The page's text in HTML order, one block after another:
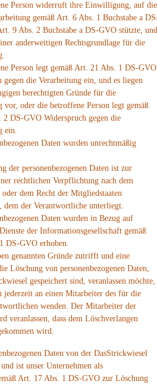
Person widerruft ihre Einwilligung, auf die
gemäß Art. 6 Abs. 1 Buchstabe a
9 Abs. 2 Buchstabe a DS-GVO stützte, und
anderweitigen Rechtsgrundlage für die
Person legt gemäß Art. 21 Abs. 1 DS-GVO
gegen die Verarbeitung ein, und es liegen
berechtigten Gründe für die
vor, oder die betroffene Person legt gemäß
DS-GVO Widerspruch gegen die
ein.
Daten wurden unrechtmäßig
der personenbezogenen Daten ist zur
rechtlichen Verpflichtung nach dem
dem Recht der Mitgliedstaaten
dem der Verantwortliche unterliegt.
Daten wurden in Bezug auf
der Informationsgesellschaft gemäß
DS-GVO erhoben.
genannten Gründe zutrifft und eine
Löschung von personenbezogenen Daten,
gespeichert sind, veranlassen möchte,
jederzeit an einen Mitarbeiter des für die
wenden. Der Mitarbeiter der
veranlassen, dass dem Löschverlangen
wird.
Daten von der DasStrickwiesel
ist unser Unternehmen als
Art. 17 Abs. 1 DS-GVO zur Löschung